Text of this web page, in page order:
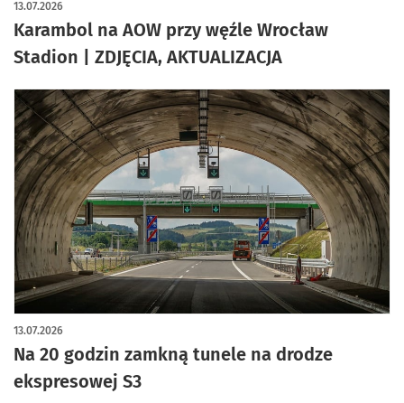
Karambol na AOW przy węźle Wrocław
Stadion | ZDJĘCIA, AKTUALIZACJA
13.07.2026
Na 20 godzin zamkną tunele na drodze
ekspresowej S3
13.07.2026